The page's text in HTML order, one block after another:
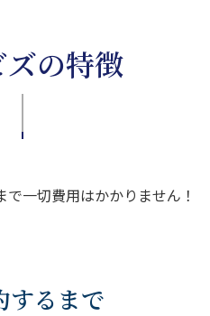
の特徴
するまで